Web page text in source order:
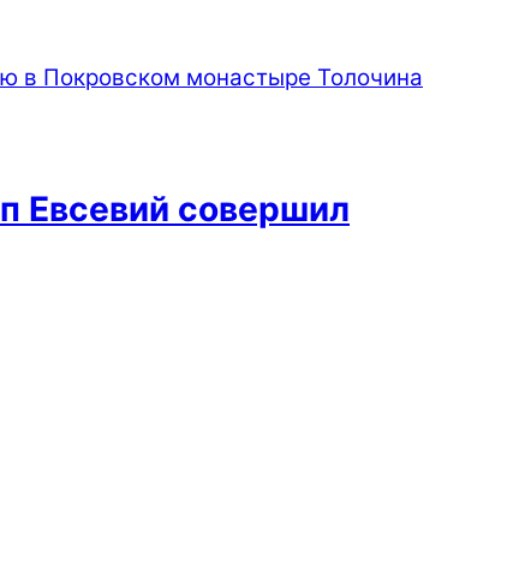
Евсевий совершил